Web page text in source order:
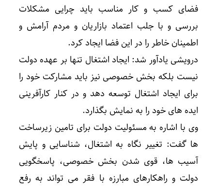
فضای کسب و کار مناسب باید چرایی مشکلات
بررسی و با جلب اعتماد بازاریان و مردم آرامش و
اطمینان خاطر را در این فضا ایجاد کرد.
درویشی یادآور شد: ایجاد اشتغال تنها بر عهده دولت
نیست بلکه بخش خصوصی نیز باید مشارکت خود را
برای ایجاد اشتغال توسعه دهد و در کنار کارآفرینی
ایده های خود را به نمایش بگذارد.
وی با اشاره به مسئولیت دولت برای تامین زیرساخت
ها گفت: تغییر نگاه به اشتغال، شناسایی و پایش
آسیب ها، قوی شدن بخش خصوصی، پاسخگویی
دولت و راهکارهای مبارزه با فقر می تواند به رفع